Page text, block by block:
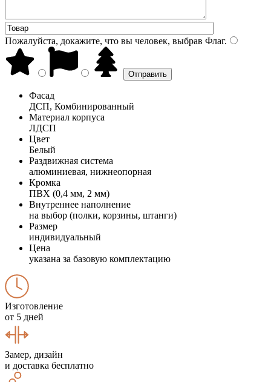
Пожалуйста, докажите, что вы человек, выбрав Флаг.
Фасад
ДСП, Комбинированный
Материал корпуса
ЛДСП
Цвет
Белый
Раздвижная система
алюминиевая, нижнеопорная
Кромка
ПВХ (0,4 мм, 2 мм)
Внутреннее наполнение
на выбор (полки, корзины, штанги)
Размер
индивидуальный
Цена
указана за базовую комплектацию
Изготовление
от 5 дней
Замер, дизайн
и доставка бесплатно